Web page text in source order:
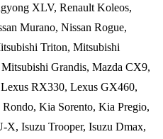
XLV, Renault Koleos,
Murano, Nissan Rogue,
Triton, Mitsubishi
Grandis, Mazda CX9,
RX330, Lexus GX460,
Kia Sorento, Kia Pregio,
Isuzu Trooper, Isuzu Dmax,